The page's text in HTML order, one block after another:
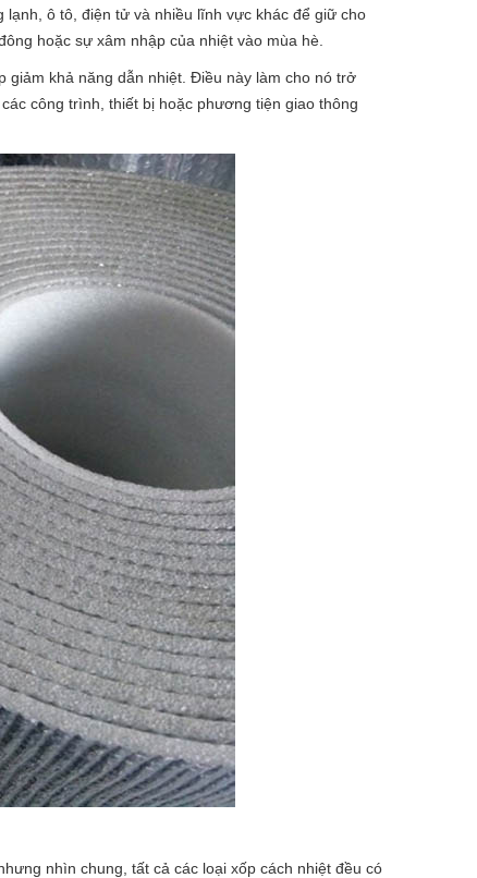
ô tô, điện tử và nhiều lĩnh vực khác để giữ cho
hoặc sự xâm nhập của nhiệt vào mùa hè.
giảm khả năng dẫn nhiệt. Điều này làm cho nó trở
công trình, thiết bị hoặc phương tiện giao thông
nhìn chung, tất cả các loại xốp cách nhiệt đều có